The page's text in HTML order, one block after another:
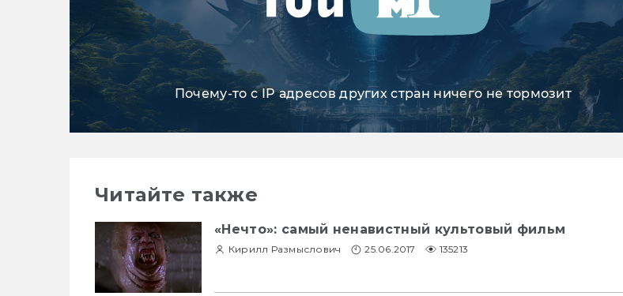
Почему-то с IP адресов других стран ничего не тормозит
Читайте также
«Нечто»: самый ненавистный культовый фильм
Кирилл Размыслович 25.06.2017 135213